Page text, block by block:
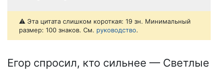
⚠️ Эта цитата слишком короткая: 19 зн. Минимальный
размер: 100 знаков. См. руководство.
Егор спросил, кто сильнее — Светлые